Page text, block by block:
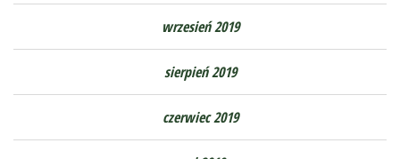
wrzesień 2019
sierpień 2019
czerwiec 2019